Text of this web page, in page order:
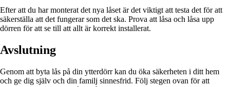
Efter att du har monterat det nya låset är det viktigt att testa det för att
säkerställa att det fungerar som det ska. Prova att låsa och låsa upp
dörren för att se till att allt är korrekt installerat.
Avslutning
Genom att byta lås på din ytterdörr kan du öka säkerheten i ditt hem
och ge dig själv och din familj sinnesfrid. Följ stegen ovan för att